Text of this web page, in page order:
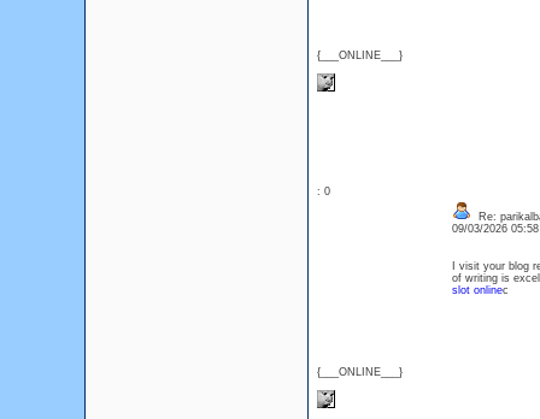
{___ONLINE___}
: 0
{___ONLINE___}
Re:
09/03/2026
I visit your blog
of writing is
slot onlinec